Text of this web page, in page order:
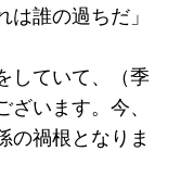
誰の過ちだ」
していて、（季
います。今、
の禍根となりま